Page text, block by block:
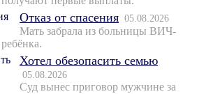
Отказ от спасения 05.08.2026
Мать забрала из больницы ВИЧ-
Хотел обезопасить семью
05.08.2026
Суд вынес приговор мужчине за